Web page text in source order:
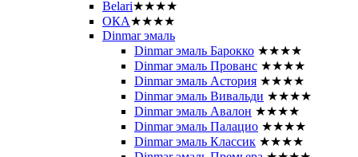
Belari★★★★
ОКА★★★★
Dinmar эмаль
Dinmar эмаль Барокко ★★★★
Dinmar эмаль Прованс ★★★★
Dinmar эмаль Астория ★★★★
Dinmar эмаль Вивальди ★★★★
Dinmar эмаль Авалон ★★★★
Dinmar эмаль Палацио ★★★★
Dinmar эмаль Классик ★★★★